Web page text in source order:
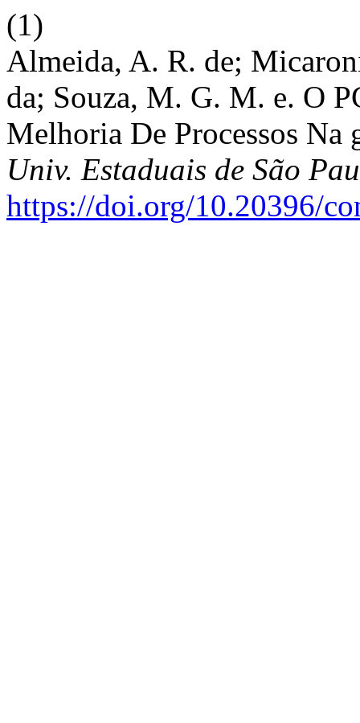
(1)
Almeida, A. R. de;
da; Souza, M. G. M. e. O
Melhoria De Processos Na
Univ. Estaduais de São
https://doi.org/10.20396/